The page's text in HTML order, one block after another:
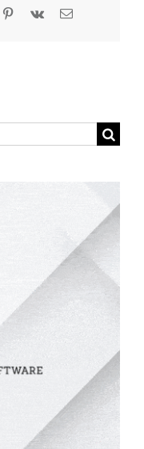
Pinterest
Vk Email